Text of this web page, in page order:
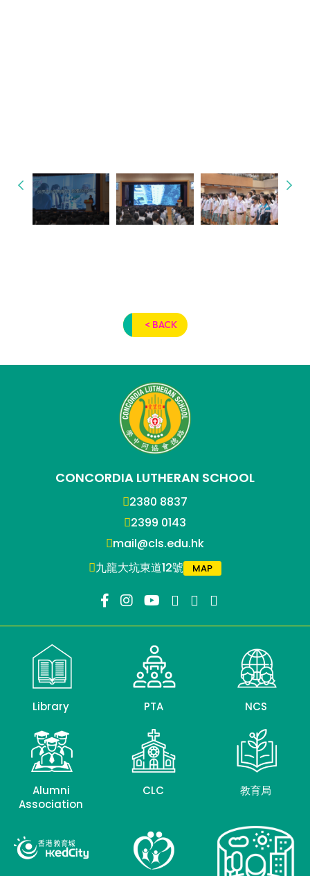
< BACK
CONCORDIA LUTHERAN SCHOOL
2380 8837
2399 0143
mail@cls.edu.hk
九龍大坑東道12號
MAP
Library PTA NCS
Alumni
Association
CLC 教育局